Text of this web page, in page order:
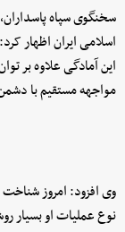
سخنگوی سپاه
اسلامی ایران اظهار
این آمادگی علاوه بر
مواجهه مستقیم با
وی افزود: امروز
نوع عملیات او بسیار